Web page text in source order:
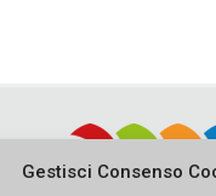
Gestisci Consenso